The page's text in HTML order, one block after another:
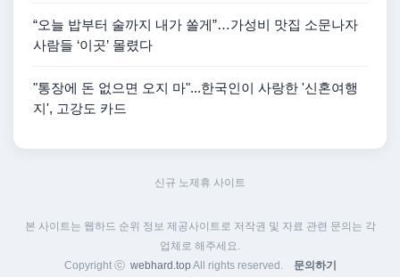
“오늘 밥부터 술까지 내가 쏠게”…가성비 맛집 소문나자
사람들 ‘이곳’ 몰렸다
"통장에 돈 없으면 오지 마"...한국인이 사랑한 '신혼여행
지', 고강도 카드
신규 노제휴 사이트
본 사이트는 웹하드 순위 정보 제공사이트로 저작권 및 자료 관련 문의는 각
업체로 해주세요.
Copyright ⓒ webhard.top All rights reserved. 문의하기